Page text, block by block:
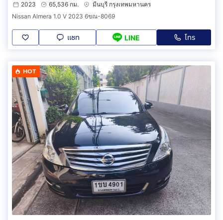
2023 65,536 กม.
มีนบุรี กรุงเทพมหานคร
Nissan Almera 1.0 V 2023 6ขณ-8069
แชท LINE โทร
HOT